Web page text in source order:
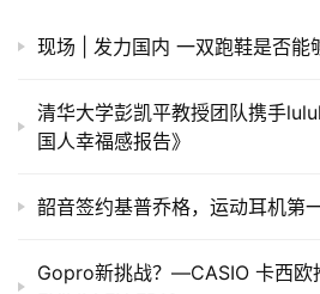
现场 | 发力国内 一双跑鞋是否能
清华大学彭凯平教授团队携手
国人幸福感报告》
韶音签约基普乔格，运动耳机第
Gopro新挑战？—CASIO 卡西欧